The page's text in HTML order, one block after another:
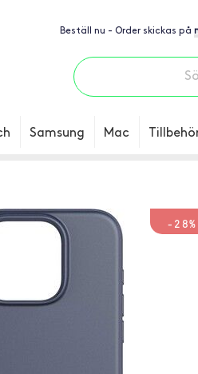
Beställ nu - Order skickas på
Samsung Mac
-28%